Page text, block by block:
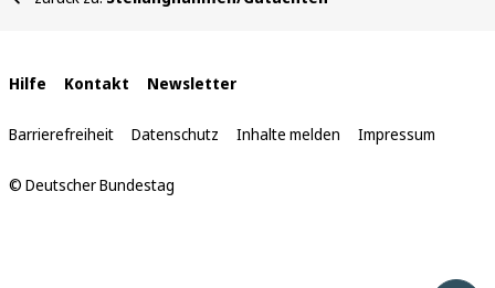
befinden
Interne
Links
Hilfe Kontakt Newsletter
Barrierefreiheit Datenschutz Inhalte melden Impressum
© Deutscher Bundestag